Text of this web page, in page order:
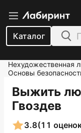
Каталог
Нехудожественная
Основы
Выжить
Гвоздев
3.8(11